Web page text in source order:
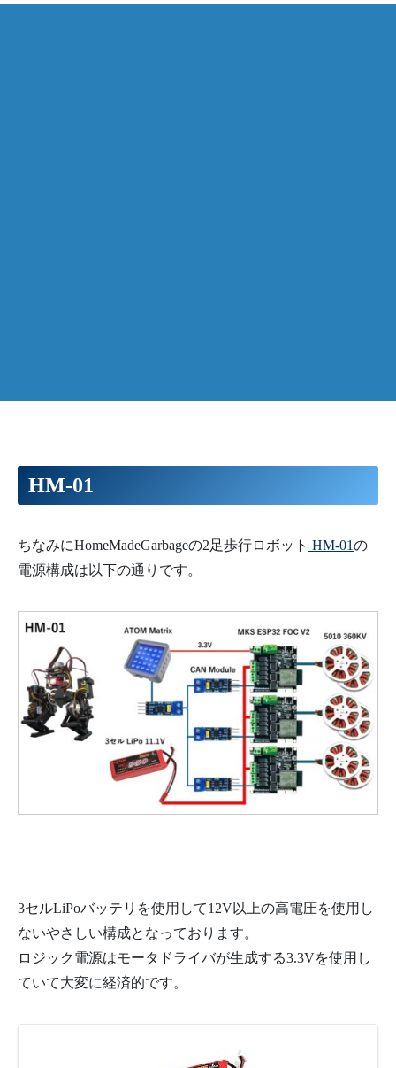
HM-01
ちなみにHomeMadeGarbageの2足歩行ロボット HM-01の
電源構成は以下の通りです。
3セルLiPoバッテリを使用して12V以上の高電圧を使用し
ないやさしい構成となっております。
ロジック電源はモータドライバが生成する3.3Vを使用し
ていて大変に経済的です。